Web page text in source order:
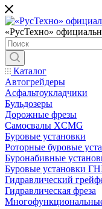
«РусТехно»
Каталог
Автогрейдеры
Асфальтоукладчики
Бульдозеры
Дорожные фрезы
Самосвалы XCMG
Буровые установки
Роторные буровые
Буронабивные
Буровые установки
Гидравлический
Гидравлическая фреза